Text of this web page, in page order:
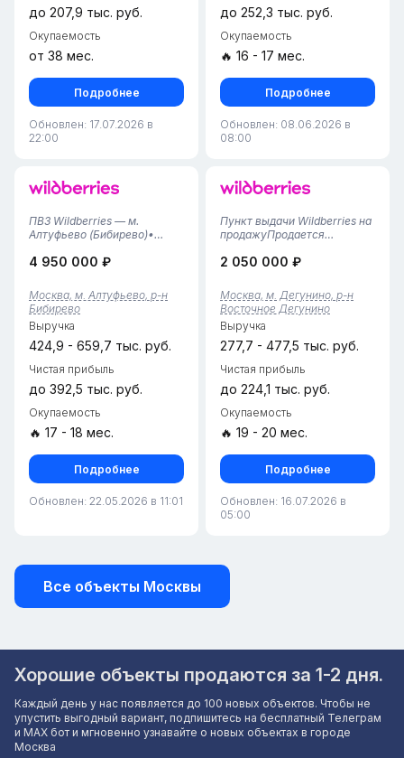
до 207,9 тыс. руб.
Окупаемость
от 38 мес.
Подробнее
Обновлен: 17.07.2026 в
22:00
до 252,3 тыс. руб.
Окупаемость
🔥 16 - 17 мес.
Подробнее
Обновлен: 08.06.2026 в
08:00
ПВЗ Wildberries — м.
Алтуфьево (Бибирево)•
Бибирево, в шаговой
Алтуфьево.• Тариф: 4,44%.•
Статус: Молодой
прибыльный пункт с
активной динамикой роста
обо...
4 950 000 ₽
Москва, м. Алтуфьево, р-н
Бибирево
Выручка
424,9 - 659,7 тыс. руб.
Чистая прибыль
до 392,5 тыс. руб.
Окупаемость
🔥 17 - 18 мес.
Подробнее
Обновлен: 22.05.2026 в 11:01
Пункт выдачи Wildberries на
продажуПродается
Wildberries, расположенный
на улицу и рядом с
остановкой. Общий стаж —
4 года, работает стабильно.
Тариф — 4,38 %...
2 050 000 ₽
Москва, м. Дегунино, р-н
Восточное Дегунино
Выручка
277,7 - 477,5 тыс. руб.
Чистая прибыль
до 224,1 тыс. руб.
Окупаемость
🔥 19 - 20 мес.
Подробнее
Обновлен: 16.07.2026 в
05:00
Все объекты Москвы
Хорошие объекты продаются за 1-2 дня.
Каждый день у нас появляется до 100 новых объектов. Чтобы не
упустить выгодный вариант, подпишитесь на бесплатный Телеграм
и MAX бот и мгновенно узнавайте о новых объектах в городе
Москва